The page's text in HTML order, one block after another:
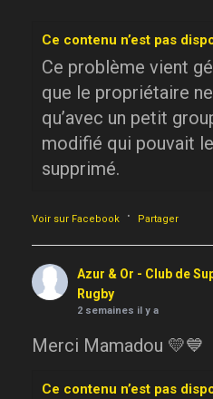
Ce contenu n’est pas
Ce problème vient
que le propriétaire ne
qu’avec un petit
modifié qui pouvait
supprimé.
Voir sur Facebook · Partager
Azur & Or - Club de
Rugby
2 semaines il y a
Merci Mamadou 💛💙
Ce contenu n’est pas